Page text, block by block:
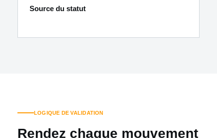
Source du statut
LOGIQUE DE VALIDATION
Rendez chaque mouvement